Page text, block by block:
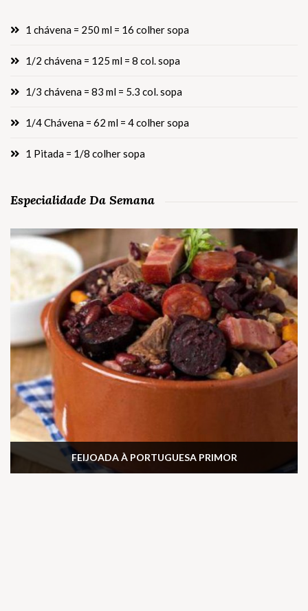
1 chávena = 250 ml = 16 colher sopa
1/2 chávena = 125 ml = 8 col. sopa
1/3 chávena = 83 ml = 5.3 col. sopa
1/4 Chávena = 62 ml = 4 colher sopa
1 Pitada = 1/8 colher sopa
Especialidade Da Semana
FEIJOADA À PORTUGUESA PRIMOR